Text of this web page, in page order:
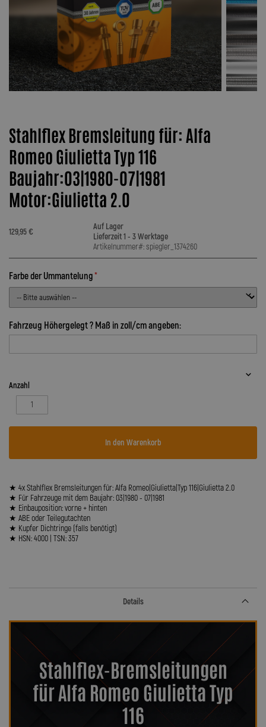
Stahlflex Bremsleitung für: Alfa
Romeo Giulietta Typ 116
Baujahr:03|1980-07|1981
Motor:Giulietta 2.0
129,95 €
Auf Lager
Lieferzeit 1 - 3 Werktage
Artikelnummer#: spiegler_1374260
Farbe der Ummantelung
Fahrzeug Höhergelegt ? Maß in zoll/cm angeben:
Anzahl
In den Warenkorb
★ 4x Stahlflex Bremsleitungen für: Alfa Romeo|Giulietta|Typ 116|Giulietta 2.0
★ Für Fahrzeuge mit dem Baujahr: 03|1980 - 07|1981
★ Einbauposition: vorne + hinten
★ ABE oder Teilegutachten
★ Kupfer Dichtringe (falls benötigt)
★ HSN: 4000 | TSN: 357
Details
Stahlflex-Bremsleitungen
für Alfa Romeo Giulietta Typ
116